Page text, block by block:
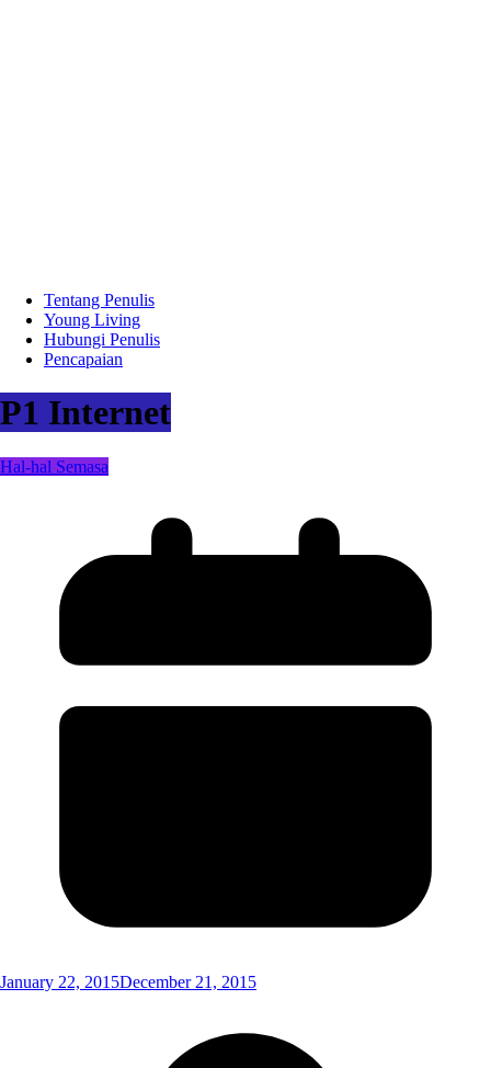
Tentang Penulis
Young Living
Hubungi Penulis
Pencapaian
P1 Internet
Hal-hal Semasa
January 22, 2015December 21, 2015